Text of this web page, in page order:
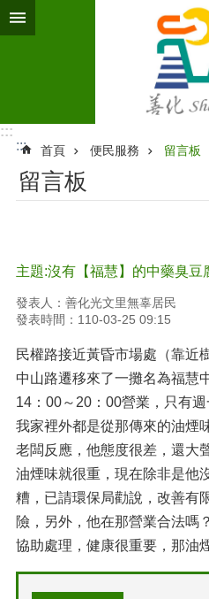
跳到主要內容區塊
:::
:::
首頁 便民服務 留言板
留言板
主題:沒有【福慧】的中藥臭豆
發表人：善化光文里無辜居民
發表時間：110-03-25 09:15
民權路接近黃昏市場處（靠近
中山路遷移來了一攤名為福慧
14：00～20：00營業，只有
我家裡外都是從那傳來的油煙
老闆反應，他態度很差，還大
油煙味就很重，現在除非是他
糟，已請環保局勸說，改善有
險，另外，他在那營業合法嗎
協助處理，健康很重要，那油